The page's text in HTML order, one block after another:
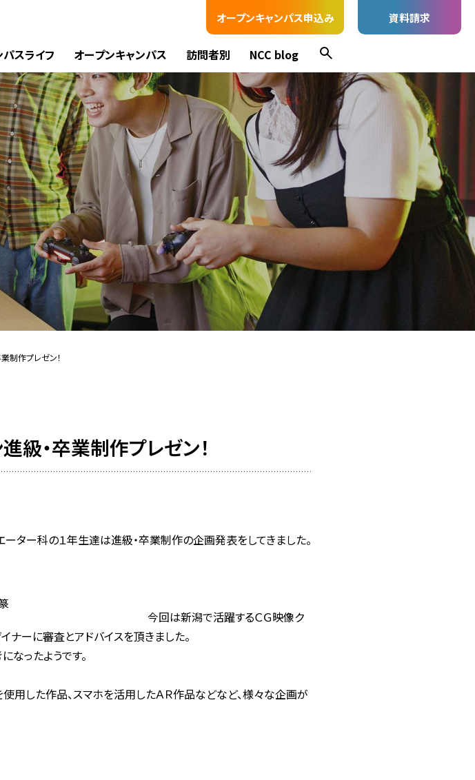
オープンキャンパス申込み 資料請求
パスライフ オープンキャンパス 訪問者別 NCC blog
制作プレゼン！
級・卒業制作プレゼン！
ター科の１年生達は進級・卒業制作の企画発表をしてきました。
今回は新潟で活躍するＣＧ映像ク
ナーに審査とアドバイスを頂きました。
なったようです。
用した作品、スマホを活用したＡＲ作品などなど、様々な企画が